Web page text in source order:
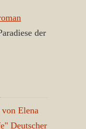
der